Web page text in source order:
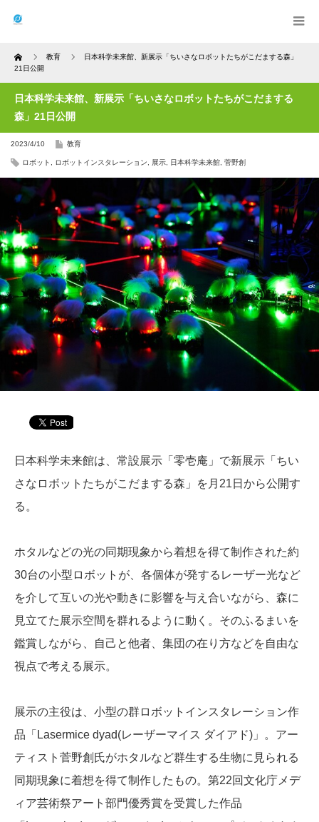
Home 教育
日本科学未来館、新展示「ちいさなロボットたちがこだまする森」
21日公開
日本科学未来館、新展示「ちいさなロボットたちがこだまする
森」21日公開
2023/4/10 教育
ロボット ロボットインスタレーション 展示 日本科学未来館 菅野創
日本科学未来館は、常設展示「零壱庵」で新展示「ちい
さなロボットたちがこだまする森」を月21日から公開す
る。
ホタルなどの光の同期現象から着想を得て制作された約
30台の小型ロボットが、各個体が発するレーザー光など
を介して互いの光や動きに影響を与え合いながら、森に
見立てた展示空間を群れるように動く。そのふるまいを
鑑賞しながら、自己と他者、集団の在り方などを自由な
視点で考える展示。
展示の主役は、小型の群ロボットインスタレーション作
品「Lasermice dyad(レーザーマイス ダイアド)」。アー
ティスト菅野創氏がホタルなど群生する生物に見られる
同期現象に着想を得て制作したもの。第22回文化庁メデ
ィア芸術祭アート部門優秀賞を受賞した作品